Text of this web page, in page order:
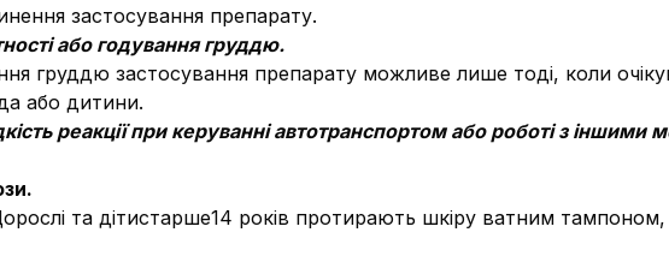
застосування препарату.
або годування груддю.
груддю застосування препарату можливе лише тоді, коли
або дитини.
реакції при керуванні автотранспортом або роботі з іншими
та дітистарше14 років протирають шкіру ватним